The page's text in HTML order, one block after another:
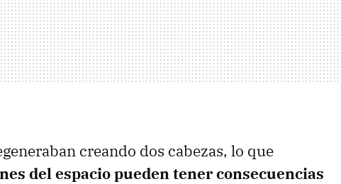
creando dos cabezas, lo que
del espacio pueden tener consecuencias